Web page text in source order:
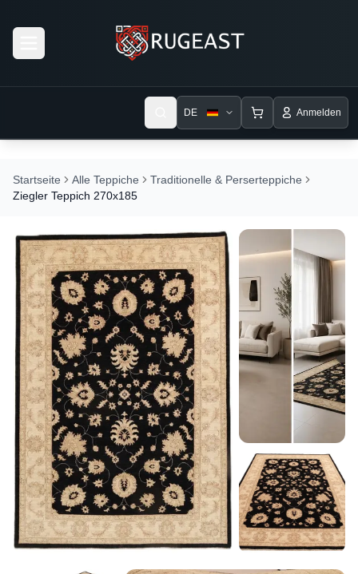
DE Anmelden
Startseite Alle Teppiche
Traditionelle & Perserteppiche
Ziegler Teppich 270x185